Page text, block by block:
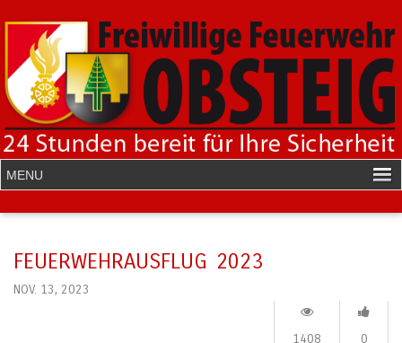
FEUERWEHRAUSFLUG 2023
NOV. 13, 2023
0
1408